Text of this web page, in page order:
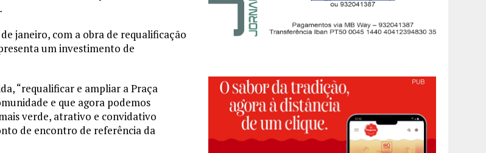
janeiro, com a obra de requalificação
um investimento de
“requalificar e ampliar a Praça
e que agora podemos
verde, atrativo e convidativo
de encontro de referência da